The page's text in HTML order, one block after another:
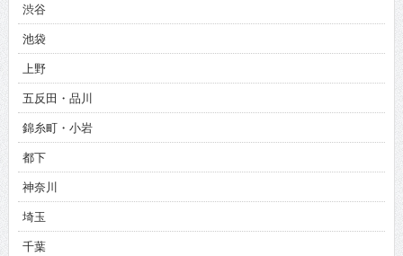
渋谷
池袋
上野
五反田・品川
錦糸町・小岩
都下
神奈川
埼玉
千葉